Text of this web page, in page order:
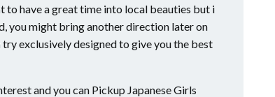
to have a great time into local beauties but i
you might bring another direction later on
exclusively designed to give you the best
and you can Pickup Japanese Girls